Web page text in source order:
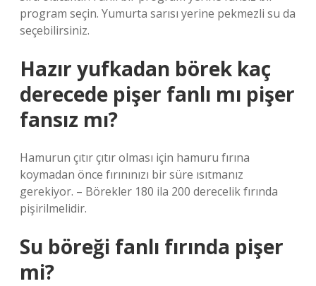
program seçin. Yumurta sarısı yerine pekmezli su da
seçebilirsiniz.
Hazır yufkadan börek kaç
derecede pişer fanlı mı pişer
fansız mı?
Hamurun çıtır çıtır olması için hamuru fırına
koymadan önce fırınınızı bir süre ısıtmanız
gerekiyor. – Börekler 180 ila 200 derecelik fırında
pişirilmelidir.
Su böreği fanlı fırında pişer
mi?